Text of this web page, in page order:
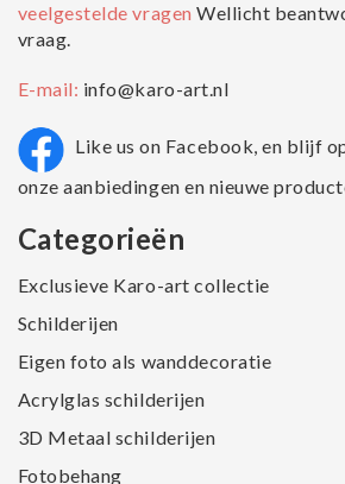
veelgestelde vragenWellicht
vraag.
E-mail: info@karo-art.nl
Like us on Facebook, en blijf
onze aanbiedingen en nieuwe
Categorieën
Exclusieve Karo-art collectie
Schilderijen
Eigen foto als wanddecoratie
Acrylglas schilderijen
3D Metaal schilderijen
Fotobehang